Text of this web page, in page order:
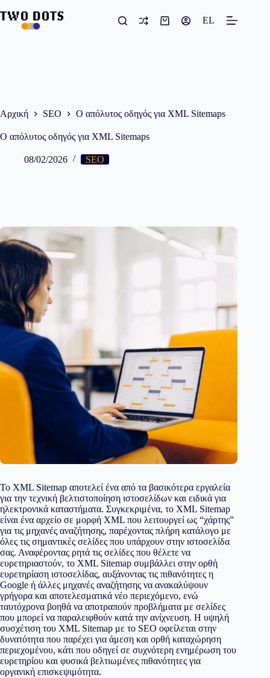
στο
περιεχόμενο
Καλάθι
EL
Αρχική SEO Ο απόλυτος οδηγός για XML Sitemaps
Ο απόλυτος οδηγός για XML Sitemaps
08/02/2026 SEO
Το XML Sitemap αποτελεί ένα από τα βασικότερα εργαλεία
για την τεχνική βελτιστοποίηση ιστοσελίδων και ειδικά για
ηλεκτρονικά καταστήματα. Συγκεκριμένα, το XML Sitemap
είναι ένα αρχείο σε μορφή XML που λειτουργεί ως “χάρτης”
για τις μηχανές αναζήτησης, παρέχοντας πλήρη κατάλογο με
όλες τις σημαντικές σελίδες που υπάρχουν στην ιστοσελίδα
σας. Αναφέροντας ρητά τις σελίδες που θέλετε να
ευρετηριαστούν, το XML Sitemap συμβάλλει στην ορθή
ευρετηρίαση ιστοσελίδας, αυξάνοντας τις πιθανότητες η
Google ή άλλες μηχανές αναζήτησης να ανακαλύψουν
γρήγορα και αποτελεσματικά νέο περιεχόμενο, ενώ
ταυτόχρονα βοηθά να αποτραπούν προβλήματα με σελίδες
που μπορεί να παραλειφθούν κατά την ανίχνευση. Η υψηλή
συσχέτιση του XML Sitemap με το SEO οφείλεται στην
δυνατότητα που παρέχει για άμεση και ορθή καταχώρηση
περιεχομένου, κάτι που οδηγεί σε συχνότερη ενημέρωση του
ευρετηρίου και φυσικά βελτιωμένες πιθανότητες για
οργανική επισκεψιμότητα.